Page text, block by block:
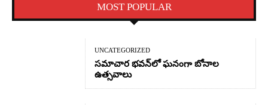
MOST POPULAR
UNCATEGORIZED
సమాచార భవన్‌లో ఘనంగా బోనాల
ఉత్సవాలు